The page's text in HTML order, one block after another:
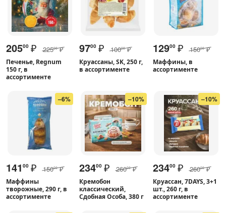
20500 ₽ 22500 ₽
Печенье, Regnum
150 г, в
ассортименте
9700 ₽ 10000 ₽
Круассаны, SK, 250 г,
в ассортименте
12900 ₽ 15000 ₽
Маффины, в
ассортименте
–6%
141 00 ₽ 15000 ₽
Маффины
творожные, 290 г, в
ассортименте
–10%
23400 ₽ 26000 ₽
Кремобон
классический,
Сдобная Особа, 380 г
–10%
23400 ₽ 26000 ₽
Круассан, 7DAYS, 3+1
шт., 260 г, в
ассортименте